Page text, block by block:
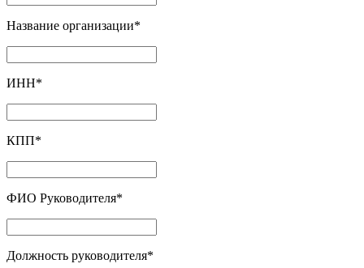
Название организации*
ИНН*
КПП*
ФИО Руководителя*
Должность руководителя*